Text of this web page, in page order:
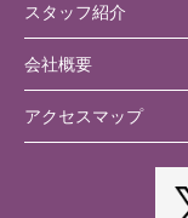
スタッフ紹介
会社概要
アクセスマップ